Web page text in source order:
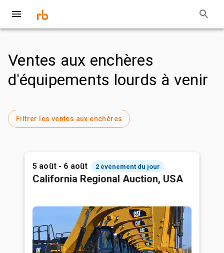
Ventes aux enchères
d'équipements lourds à venir
Filtrer les ventes aux enchères
5 août - 6 août 2 événement du jour
California Regional Auction, USA